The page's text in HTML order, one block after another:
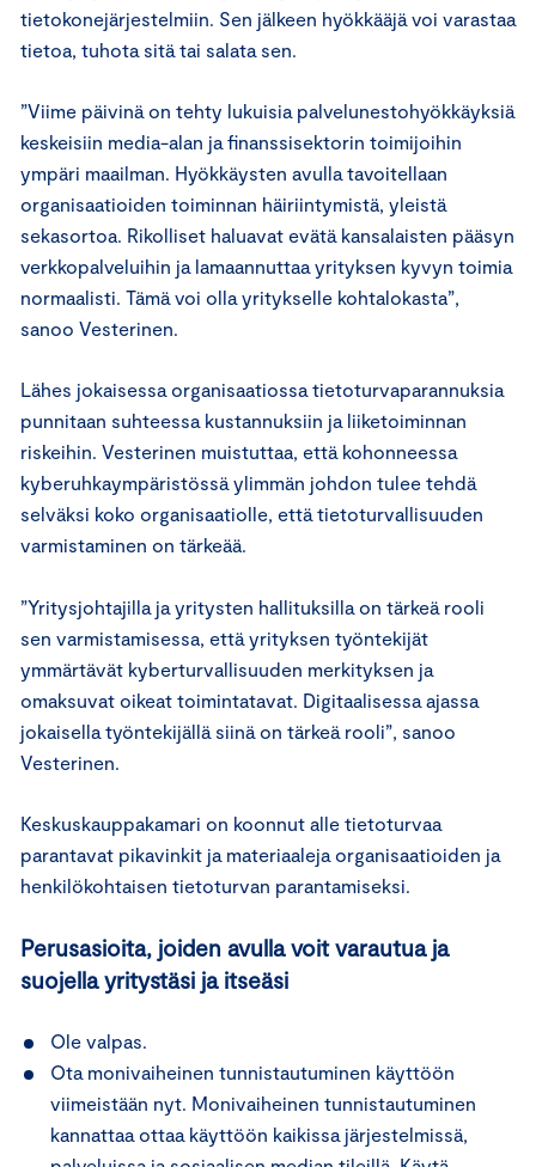
tietokonejärjestelmiin. Sen jälkeen hyökkääjä voi varastaa
tietoa, tuhota sitä tai salata sen.
”Viime päivinä on tehty lukuisia palvelunestohyökkäyksiä
keskeisiin media-alan ja finanssisektorin toimijoihin
ympäri maailman. Hyökkäysten avulla tavoitellaan
organisaatioiden toiminnan häiriintymistä, yleistä
sekasortoa. Rikolliset haluavat evätä kansalaisten pääsyn
verkkopalveluihin ja lamaannuttaa yrityksen kyvyn toimia
normaalisti. Tämä voi olla yritykselle kohtalokasta”,
sanoo Vesterinen.
Lähes jokaisessa organisaatiossa tietoturvaparannuksia
punnitaan suhteessa kustannuksiin ja liiketoiminnan
riskeihin. Vesterinen muistuttaa, että kohonneessa
kyberuhkaympäristössä ylimmän johdon tulee tehdä
selväksi koko organisaatiolle, että tietoturvallisuuden
varmistaminen on tärkeää.
”Yritysjohtajilla ja yritysten hallituksilla on tärkeä rooli
sen varmistamisessa, että yrityksen työntekijät
ymmärtävät kyberturvallisuuden merkityksen ja
omaksuvat oikeat toimintatavat. Digitaalisessa ajassa
jokaisella työntekijällä siinä on tärkeä rooli”, sanoo
Vesterinen.
Keskuskauppakamari on koonnut alle tietoturvaa
parantavat pikavinkit ja materiaaleja organisaatioiden ja
henkilökohtaisen tietoturvan parantamiseksi.
Perusasioita, joiden avulla voit varautua ja
suojella yritystäsi ja itseäsi
Ole valpas.
Ota monivaiheinen tunnistautuminen käyttöön
viimeistään nyt. Monivaiheinen tunnistautuminen
kannattaa ottaa käyttöön kaikissa järjestelmissä,